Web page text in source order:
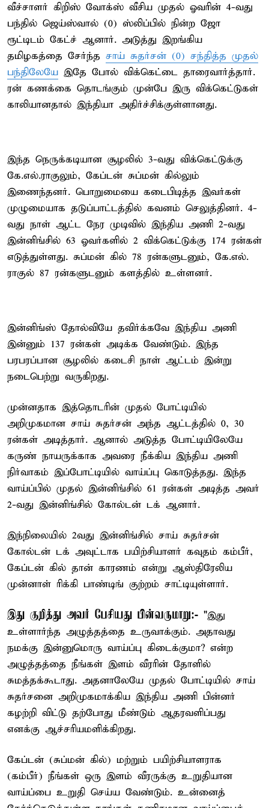
வீச்சாளர் கிறிஸ் வோக்ஸ் வீசிய முதல் ஓவரின் 4-வது
பந்தில் ஜெய்ஸ்வால் (0) ஸ்லிப்பில் நின்ற ஜோ
ரூட்டிடம் கேட்ச் ஆனார். அடுத்து இறங்கிய
தமிழகத்தை சேர்ந்த சாய் சுதர்சன் (0) சந்தித்த முதல்
பந்திலேயே இதே போல் விக்கெட்டை தாரைவார்த்தார்.
ரன் கணக்கை தொடங்கும் முன்பே இரு விக்கெட்டுகள்
காலியானதால் இந்தியா அதிர்ச்சிக்குள்ளானது.
இந்த நெருக்கடியான சூழலில் 3-வது விக்கெட்டுக்கு
கே.எல்.ராகுலும், கேப்டன் சுப்மன் கில்லும்
இணைந்தனர். பொறுமையை கடைபிடித்த இவர்கள்
முழுமையாக தடுப்பாட்டத்தில் கவனம் செலுத்தினர். 4-
வது நாள் ஆட்ட நேர முடிவில் இந்திய அணி 2-வது
இன்னிங்சில் 63 ஓவர்களில் 2 விக்கெட்டுக்கு 174 ரன்கள்
எடுத்துள்ளது. சுப்மன் கில் 78 ரன்களுடனும், கே.எல்.
ராகுல் 87 ரன்களுடனும் களத்தில் உள்ளனர்.
இன்னிங்ஸ் தோல்வியே தவிர்க்கவே இந்திய அணி
இன்னும் 137 ரன்கள் அடிக்க வேண்டும். இந்த
பரபரப்பான சூழலில் கடைசி நாள் ஆட்டம் இன்று
நடைபெற்று வருகிறது.
முன்னதாக இத்தொடரின் முதல் போட்டியில்
அறிமுகமான சாய் சுதர்சன் அந்த ஆட்டத்தில் 0, 30
ரன்கள் அடித்தார். ஆனால் அடுத்த போட்டியிலேயே
கருண் நாயருக்காக அவரை நீக்கிய இந்திய அணி
நிர்வாகம் இப்போட்டியில் வாய்ப்பு கொடுத்தது. இந்த
வாய்ப்பில் முதல் இன்னிங்சில் 61 ரன்கள் அடித்த அவர்
2-வது இன்னிங்சில் கோல்டன் டக் ஆனார்.
இந்நிலையில் 2வது இன்னிங்சில் சாய் சுதர்சன்
கோல்டன் டக் அவுட்டாக பயிற்சியாளர் கவுதம் கம்பீர்,
கேப்டன் கில் தான் காரணம் என்று ஆஸ்திரேலிய
முன்னாள் ரிக்கி பாண்டிங் குற்றம் சாட்டியுள்ளார்.
இது குறித்து அவர் பேசியது பின்வருமாறு:- "இது
உள்ளார்ந்த அழுத்தத்தை உருவாக்கும். அதாவது
நமக்கு இன்னுமொரு வாய்ப்பு கிடைக்குமா? என்ற
அழுத்தத்தை நீங்கள் இளம் வீரரின் தோளில்
சுமத்தக்கூடாது. அதனாலேயே முதல் போட்டியில் சாய்
சுதர்சனை அறிமுகமாக்கிய இந்திய அணி பின்னர்
கழற்றி விட்டு தற்போது மீண்டும் ஆதரவளிப்பது
எனக்கு ஆச்சரியமளிக்கிறது.
கேப்டன் (சுப்மன் கில்) மற்றும் பயிற்சியாளராக
(கம்பீர்) நீங்கள் ஒரு இளம் வீரருக்கு உறுதியான
வாய்ப்பை உறுதி செய்ய வேண்டும். உன்னைத்